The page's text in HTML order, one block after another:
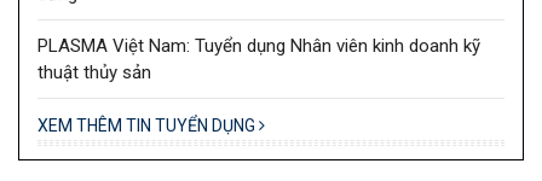
PLASMA Việt Nam: Tuyển dụng Nhân viên kinh doanh kỹ
thuật thủy sản
XEM THÊM TIN TUYỂN DỤNG